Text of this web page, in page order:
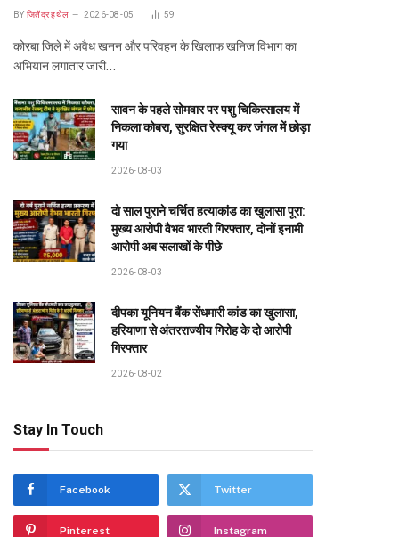
BY जितेंद्र हथेल 2026-08-05 59
कोरबा जिले में अवैध खनन और परिवहन के खिलाफ खनिज विभाग का
अभियान लगातार जारी…
सावन के पहले सोमवार पर पशु चिकित्सालय में
निकला कोबरा, सुरक्षित रेस्क्यू कर जंगल में छोड़ा
गया
2026-08-03
दो साल पुराने चर्चित हत्याकांड का खुलासा पूरा:
मुख्य आरोपी वैभव भारती गिरफ्तार, दोनों इनामी
आरोपी अब सलाखों के पीछे
2026-08-03
दीपका यूनियन बैंक सेंधमारी कांड का खुलासा,
हरियाणा से अंतरराज्यीय गिरोह के दो आरोपी
गिरफ्तार
2026-08-02
Stay In Touch
Facebook Twitter
Pinterest Instagram